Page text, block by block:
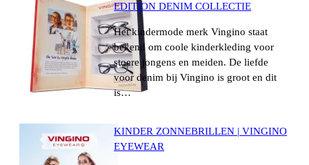
EDITION DENIM COLLECTIE
Het kindermode merk Vingino staat
bekend om coole kinderkleding voor
stoere jongens en meiden. De liefde
voor denim bij Vingino is groot en dit
is…
KINDER ZONNEBRILLEN | VINGINO
EYEWEAR